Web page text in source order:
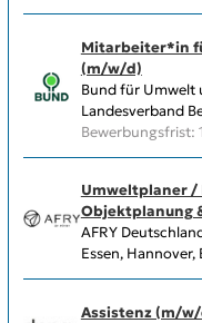
Mitarbeiter*in
(m/w/d)
Bund für Umwelt
Landesverband
Bewerbungsfrist:
Umweltplaner /
Objektplanung
AFRY
Essen,
Assistenz (m/